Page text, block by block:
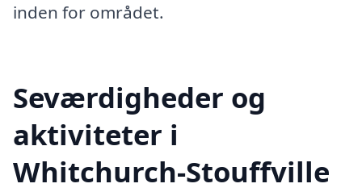
inden for området.
Seværdigheder og
aktiviteter i
Whitchurch-Stouffville